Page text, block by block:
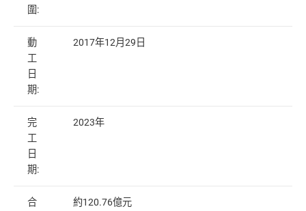
圍:
動
工
日
期:
2017年12月29日
完
工
日
期:
2023年
合
約120.76億元